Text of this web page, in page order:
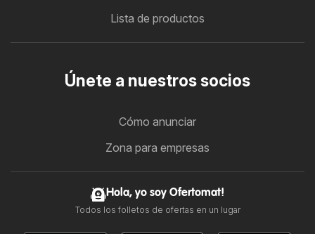
Lista de productos
Únete a nuestros socios
Cómo anunciar
Zona para empresas
Hola, yo soy Ofertomat!
Todos los folletos de ofertas en un lugar